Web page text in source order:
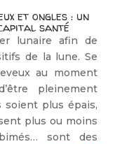
et ongles : un
santé
lunaire afin de
de la lune. Se
au moment
pleinement
soient plus épais,
plus ou moins
sont des